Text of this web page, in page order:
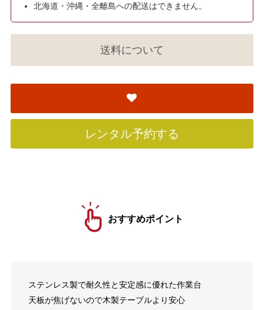
北海道・沖縄・全離島への配送はできません。
送料について
レンタル予約する
おすすめポイント
ステンレス製で耐久性と安定感に優れた作業台
天板が焦げないので木製テーブルより安心